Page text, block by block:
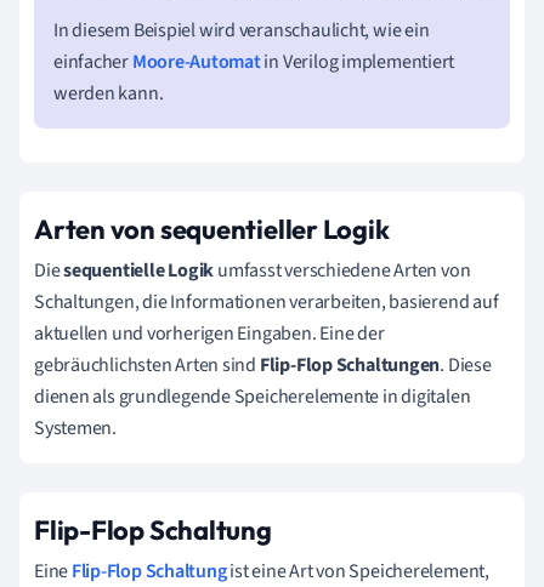
In diesem Beispiel wird veranschaulicht, wie ein
einfacherMoore-Automatin Verilog implementiert
werden kann.
Arten von sequentieller Logik
Diesequentielle Logikumfasst verschiedene Arten von
Schaltungen, die Informationen verarbeiten, basierend auf
aktuellen und vorherigen Eingaben. Eine der
gebräuchlichsten Arten sind Flip-Flop Schaltungen. Diese
dienen als grundlegende Speicherelemente in digitalen
Systemen.
Flip-Flop Schaltung
EineFlip-Flop Schaltungist eine Art von Speicherelement,